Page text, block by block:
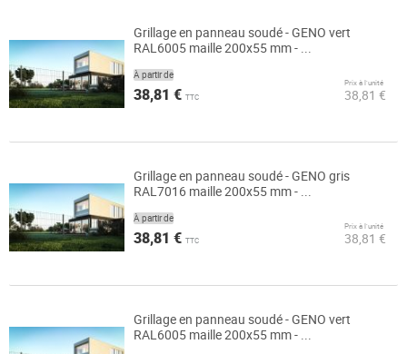
Grillage en panneau soudé - GENO vert
RAL6005 maille 200x55 mm - ...
À partir de
38,81 € TTC
Prix à l’unité
38,81 €
Grillage en panneau soudé - GENO gris
RAL7016 maille 200x55 mm - ...
À partir de
38,81 € TTC
Prix à l’unité
38,81 €
Grillage en panneau soudé - GENO vert
RAL6005 maille 200x55 mm - ...